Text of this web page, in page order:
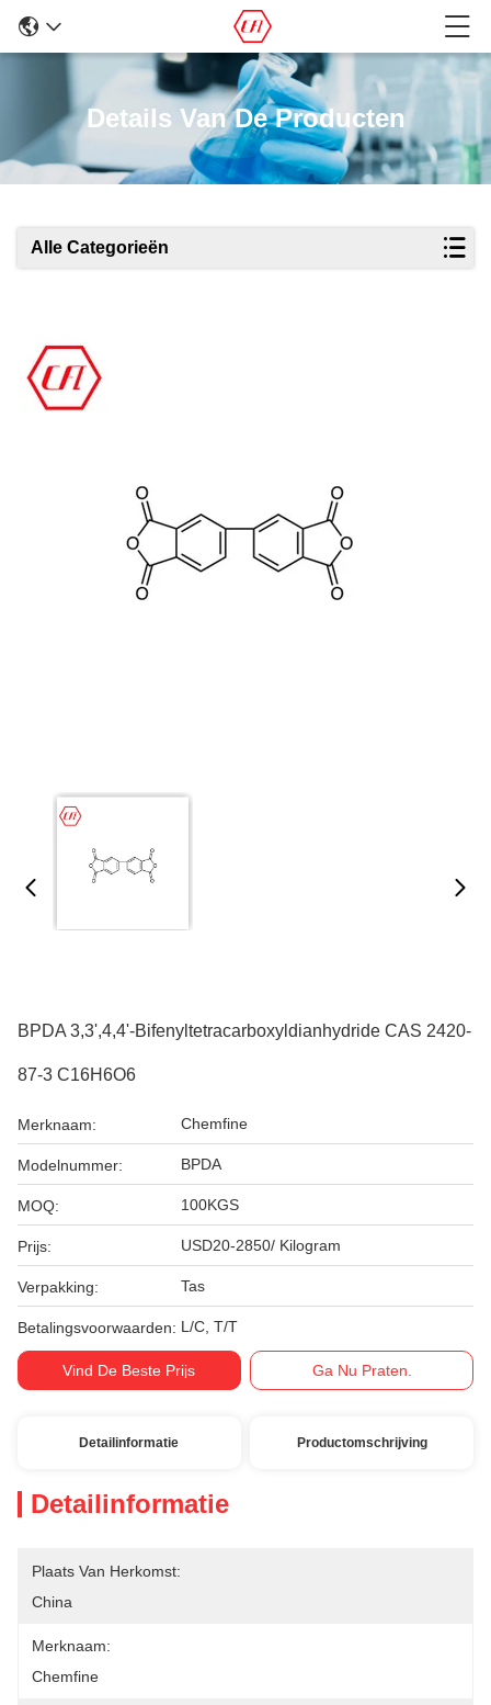
Details Van De Producten
Alle Categorieën
BPDA 3,3',4,4'-Bifenyltetracarboxyldianhydride CAS 2420-
87-3 C16H6O6
Merknaam: Chemfine
Modelnummer: BPDA
MOQ: 100KGS
Prijs: USD20-2850/ Kilogram
Verpakking: Tas
Betalingsvoorwaarden: L/C, T/T
Vind De Beste Prijs Ga Nu Praten.
Detailinformatie Productomschrijving
Detailinformatie
Plaats Van Herkomst:
China
Merknaam:
Chemfine